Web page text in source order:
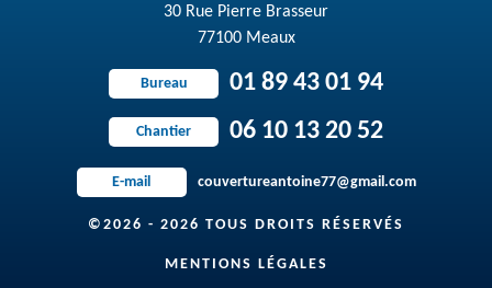
30 Rue Pierre Brasseur
77100 Meaux
Bureau 01 89 43 01 94
Chantier 06 10 13 20 52
E-mail couvertureantoine77@gmail.com
©2026 - 2026 TOUS DROITS RÉSERVÉS
MENTIONS LÉGALES